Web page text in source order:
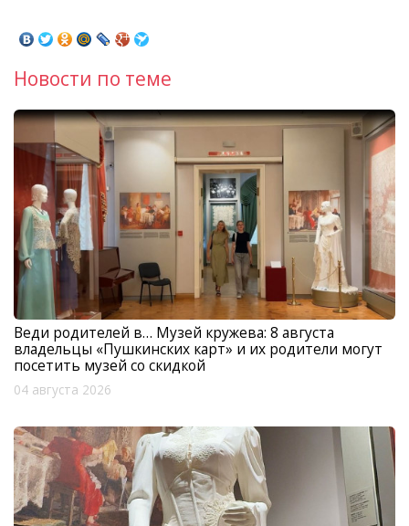
Новости по теме
Веди родителей в… Музей кружева: 8 августа
владельцы «Пушкинских карт» и их родители могут
посетить музей со скидкой
04 августа 2026